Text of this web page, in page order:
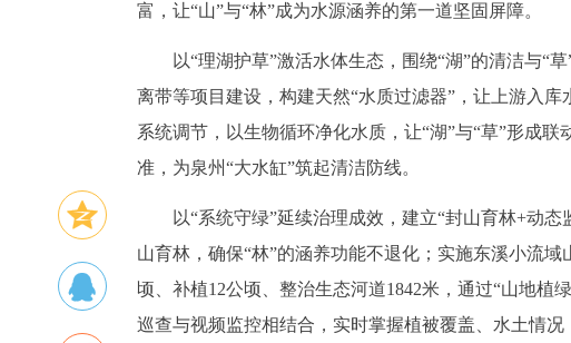
富，让“山”与“林”成为水源涵养的第一道坚固屏障。
以“理湖护草”激活水体生态，围绕“湖”的清洁与“
离带等项目建设，构建天然“水质过滤器”，让上游入
系统调节，以生物循环净化水质，让“湖”与“草”形成
准，为泉州“大水缸”筑起清洁防线。
以“系统守绿”延续治理成效，建立“封山育林+动
山育林，确保“林”的涵养功能不退化；实施东溪小流
顷、补植12公顷、整治生态河道1842米，通过“山地植
巡查与视频监控相结合，实时掌握植被覆盖、水土情